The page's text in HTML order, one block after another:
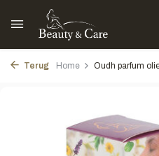
Terug Home Oudh parfum